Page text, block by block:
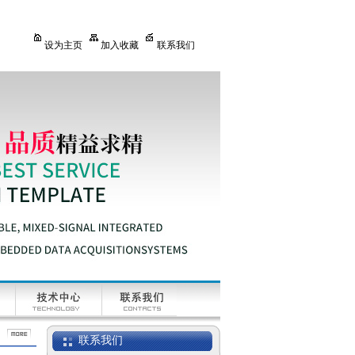
设为主页 加入收藏 联系我们
联系我们